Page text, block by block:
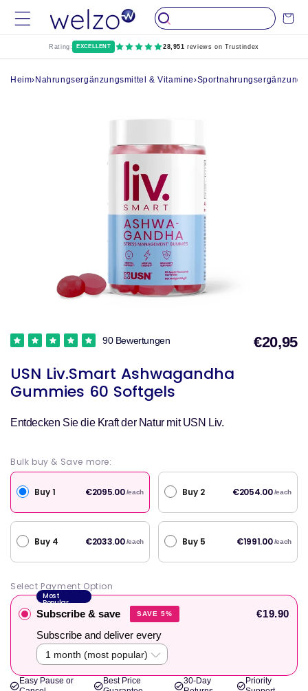
Überspringen
Sie zu Inhalten
Wagen
Rating: EXCELLENT 28,951 reviews on Trustindex
Heim› Nahrungsergänzungsmittel & Vitamine›
USN Liv.Smart Ashwagandha
Gummies 60 Softgels
90 Bewertungen €20,95
Entdecken Sie die Kraft der Natur mit USN Liv.
Bulk buy & Save more:
Buy 1 €2095.00 /each Buy 2 €2054.00 /each
Buy 4 €2033.00 /each Buy 5 €1991.00 /each
Select Payment Option
Most
Popular
Subscribe & save SAVE 5%
€19.90
Subscribe and deliver every
Easy Pause or
Best Price
30-Day
Priority